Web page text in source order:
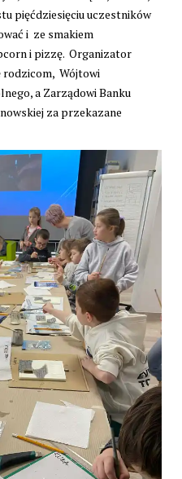
pięćdziesięciu uczestników
i ze smakiem
i pizzę. Organizator
rodzicom, Wójtowi
a Zarządowi Banku
za przekazane